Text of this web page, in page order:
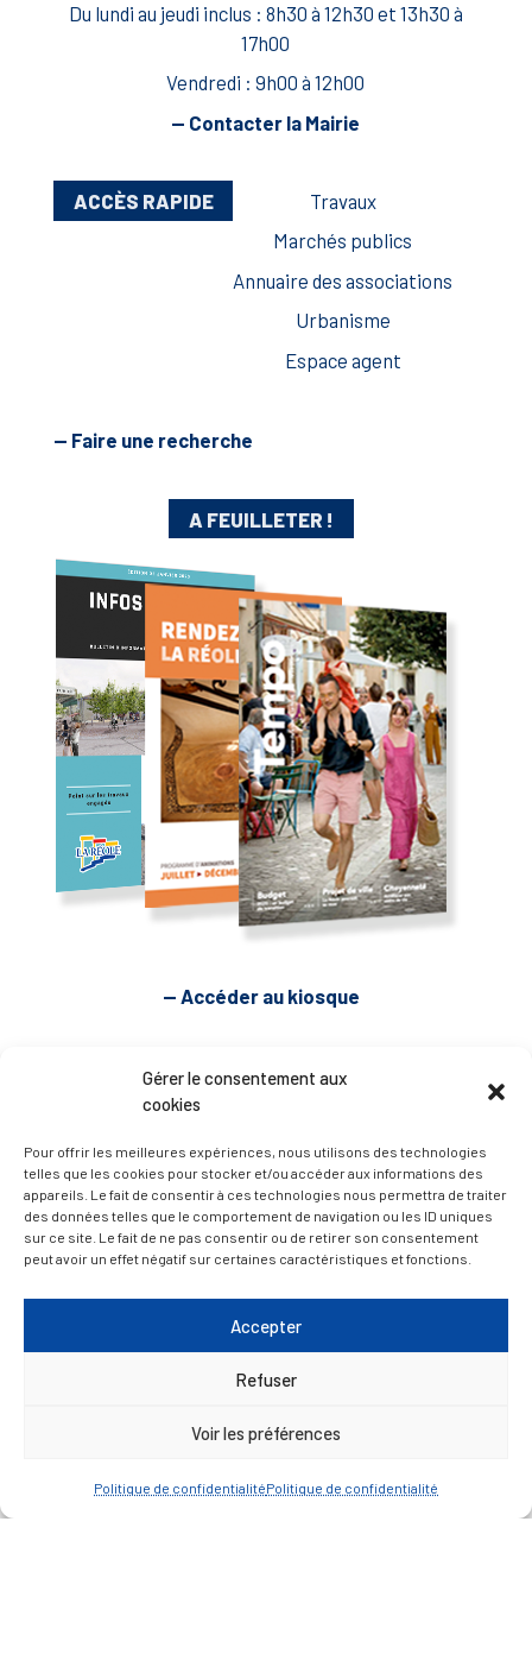
Gérer le consentement aux
cookies
Pour offrir les meilleures expériences, nous utilisons des technologies
telles que les cookies pour stocker et/ou accéder aux informations des
appareils. Le fait de consentir à ces technologies nous permettra de traiter
des données telles que le comportement de navigation ou les ID uniques
sur ce site. Le fait de ne pas consentir ou de retirer son consentement
peut avoir un effet négatif sur certaines caractéristiques et fonctions.
Accepter
Refuser
Voir les préférences
Politique de confidentialitéPolitique de confidentialité
Du lundi au jeudi inclus : 8h30 à 12h30 et 13h30 à
17h00
Vendredi : 9h00 à 12h00
— Contacter la Mairie
ACCÈS RAPIDE
Travaux
Marchés publics
Annuaire des associations
Urbanisme
Espace agent
— Faire une recherche
A FEUILLETER !
— Accéder au kiosque
D’ART ET D’HISTOIRE
— Découvrir et visiter